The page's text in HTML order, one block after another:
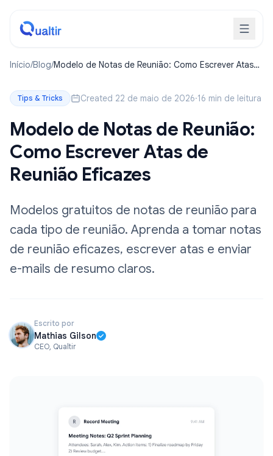
Início/Blog/Modelo de Notas de Reunião: Como Escrever Atas
Tips & Tricks Created 22 de maio de 2026·16 min de leitura
Modelo de Notas de Reunião:
Como Escrever Atas de
Reunião Eficazes
Modelos gratuitos de notas de reunião para
cada tipo de reunião. Aprenda a tomar notas
de reunião eficazes, escrever atas e enviar
e-mails de resumo claros.
Escrito por
Mathias Gilson
CEO, Qualtir